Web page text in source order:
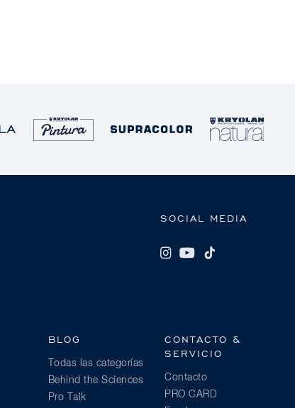
SOCIAL MEDIA
BLOG
Todas las categorías
Behind the Sciences
Pro Talk
CONTACTO &
SERVICIO
Contacto
PRO CARD